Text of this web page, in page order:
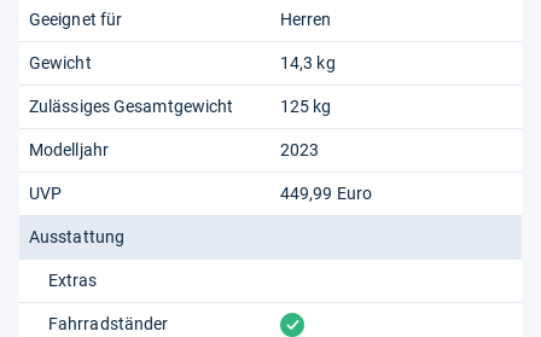
Geeignet für Herren
Gewicht 14,3 kg
Zulässiges Gesamtgewicht 125 kg
Modelljahr 2023
UVP 449,99 Euro
Ausstattung
Extras
Fahrradständer vorhanden